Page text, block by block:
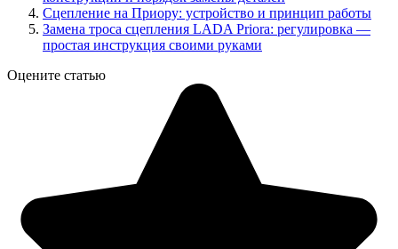
Сцепление на Приору: устройство и принцип работы
Замена троса сцепления LADA Priora: регулировка —
простая инструкция своими руками
Оцените статью